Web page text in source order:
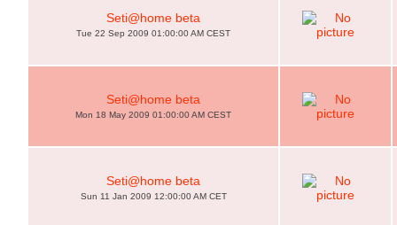
Seti@home beta
Tue 22 Sep 2009 01:00:00 AM CEST
Seti@home beta
Mon 18 May 2009 01:00:00 AM CEST
Seti@home beta
Sun 11 Jan 2009 12:00:00 AM CET